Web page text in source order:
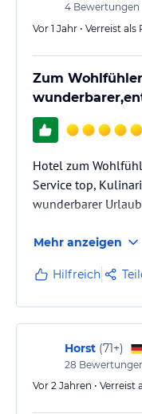
4 Bewertungen
Vor 1 Jahr • Verreist
Zum
Hotel zum
Service top,
wunderbarer
Mehr anzeigen
Hilfreich
Horst (71+)
28
Vor 2 Jahren • Verreist